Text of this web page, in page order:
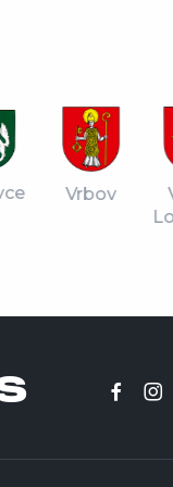
Vrbov